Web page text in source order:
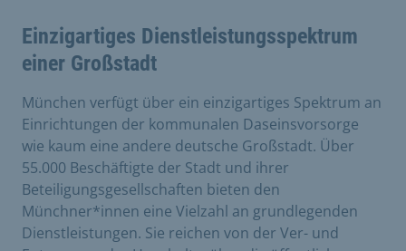
Einzigartiges Dienstleistungsspektrum
einer Großstadt
München verfügt über ein einzigartiges Spektrum an
Einrichtungen der kommunalen Daseinsvorsorge
wie kaum eine andere deutsche Großstadt. Über
55.000 Beschäftigte der Stadt und ihrer
Beteiligungsgesellschaften bieten den
Münchner*innen eine Vielzahl an grundlegenden
Dienstleistungen. Sie reichen von der Ver- und